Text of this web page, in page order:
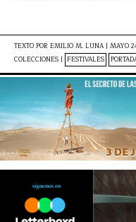
TEXTO POR EMILIO M. LUNA | MAYO
COLECCIONES | FESTIVALES